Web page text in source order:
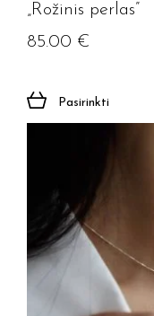
„Rožinis perlas”
85.00 €
Pasirinkti